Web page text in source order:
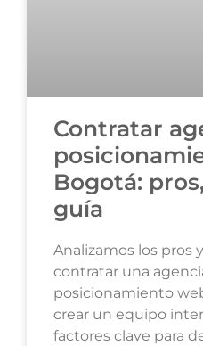
Contratar
Bogotá:
guía
Analizamos los pros
contratar una
posicionamiento
crear un equipo
factores clave para